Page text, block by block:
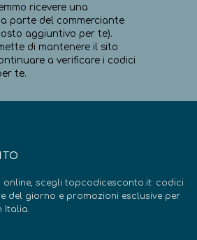
ricevere una
parte del commerciante
aggiuntivo per te).
di mantenere il sito
a verificare i codici
te.
online, scegli topcodicesconto.it: codici
del giorno e promozioni esclusive per
Italia.